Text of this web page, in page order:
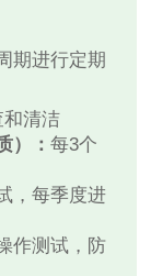
期进行定期
和清洁
）：每3个
，每季度进
作测试，防